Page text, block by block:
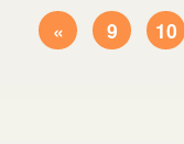
« 9 10